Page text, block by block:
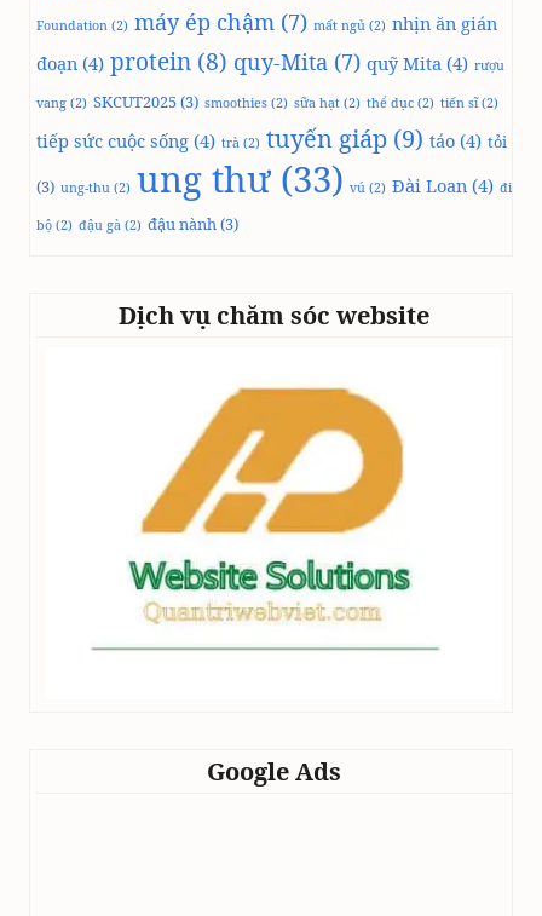
Foundation (2) máy ép chậm (7) mất ngủ (2) nhịn ăn gián
đoạn (4) protein (8) quy-Mita (7) quỹ Mita (4) rượu
vang (2) SKCUT2025(3) smoothies (2) sữa hạt (2) thể dục (2) tiến sĩ(2)
tiếp sức cuộc sống (4) trà (2) tuyến giáp (9) táo (4) tỏi
(3) ung-thu (2) ung thư(33) vú (2) Đài Loan (4) đi
bộ (2) đậu gà (2) đậu nành(3)
Dịch vụ chăm sóc website
Google Ads